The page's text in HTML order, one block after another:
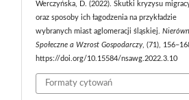
Werczyńska, D. (2022). Skutki kryzysu
oraz sposoby ich łagodzenia na przykładzie
wybranych miast aglomeracji śląskiej.
Społeczne a Wzrost Gospodarczy, (71),
https://doi.org/10.15584/nsawg.2022.3.10
Formaty cytowań